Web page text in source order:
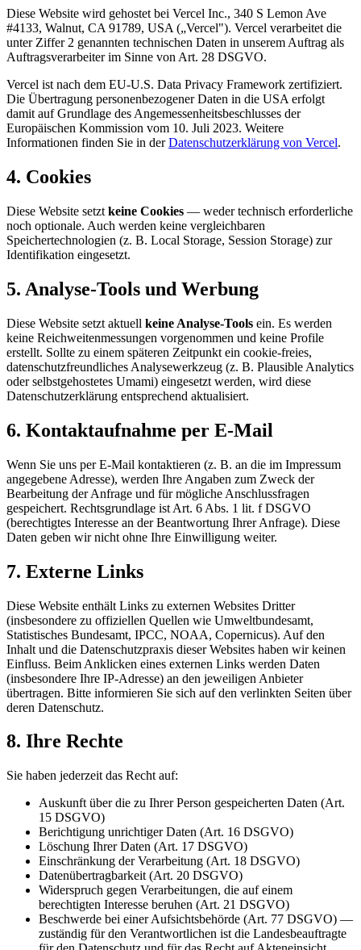
Diese Website wird gehostet bei Vercel Inc., 340 S Lemon Ave
#4133, Walnut, CA 91789, USA („Vercel"). Vercel verarbeitet die
unter Ziffer 2 genannten technischen Daten in unserem Auftrag als
Auftragsverarbeiter im Sinne von Art. 28 DSGVO.
Vercel ist nach dem EU-U.S. Data Privacy Framework zertifiziert.
Die Übertragung personenbezogener Daten in die USA erfolgt
damit auf Grundlage des Angemessenheitsbeschlusses der
Europäischen Kommission vom 10. Juli 2023. Weitere
Informationen finden Sie in der Datenschutzerklärung von Vercel.
4. Cookies
Diese Website setzt keine Cookies — weder technisch erforderliche
noch optionale. Auch werden keine vergleichbaren
Speichertechnologien (z. B. Local Storage, Session Storage) zur
Identifikation eingesetzt.
5. Analyse-Tools und Werbung
Diese Website setzt aktuell keine Analyse-Tools ein. Es werden
keine Reichweitenmessungen vorgenommen und keine Profile
erstellt. Sollte zu einem späteren Zeitpunkt ein cookie-freies,
datenschutzfreundliches Analysewerkzeug (z. B. Plausible Analytics
oder selbstgehostetes Umami) eingesetzt werden, wird diese
Datenschutzerklärung entsprechend aktualisiert.
6. Kontaktaufnahme per E-Mail
Wenn Sie uns per E-Mail kontaktieren (z. B. an die im Impressum
angegebene Adresse), werden Ihre Angaben zum Zweck der
Bearbeitung der Anfrage und für mögliche Anschlussfragen
gespeichert. Rechtsgrundlage ist Art. 6 Abs. 1 lit. f DSGVO
(berechtigtes Interesse an der Beantwortung Ihrer Anfrage). Diese
Daten geben wir nicht ohne Ihre Einwilligung weiter.
7. Externe Links
Diese Website enthält Links zu externen Websites Dritter
(insbesondere zu offiziellen Quellen wie Umweltbundesamt,
Statistisches Bundesamt, IPCC, NOAA, Copernicus). Auf den
Inhalt und die Datenschutzpraxis dieser Websites haben wir keinen
Einfluss. Beim Anklicken eines externen Links werden Daten
(insbesondere Ihre IP-Adresse) an den jeweiligen Anbieter
übertragen. Bitte informieren Sie sich auf den verlinkten Seiten über
deren Datenschutz.
8. Ihre Rechte
Sie haben jederzeit das Recht auf:
Auskunft über die zu Ihrer Person gespeicherten Daten (Art.
15 DSGVO)
Berichtigung unrichtiger Daten (Art. 16 DSGVO)
Löschung Ihrer Daten (Art. 17 DSGVO)
Einschränkung der Verarbeitung (Art. 18 DSGVO)
Datenübertragbarkeit (Art. 20 DSGVO)
Widerspruch gegen Verarbeitungen, die auf einem
berechtigten Interesse beruhen (Art. 21 DSGVO)
Beschwerde bei einer Aufsichtsbehörde (Art. 77 DSGVO) —
zuständig für den Verantwortlichen ist die Landesbeauftragte